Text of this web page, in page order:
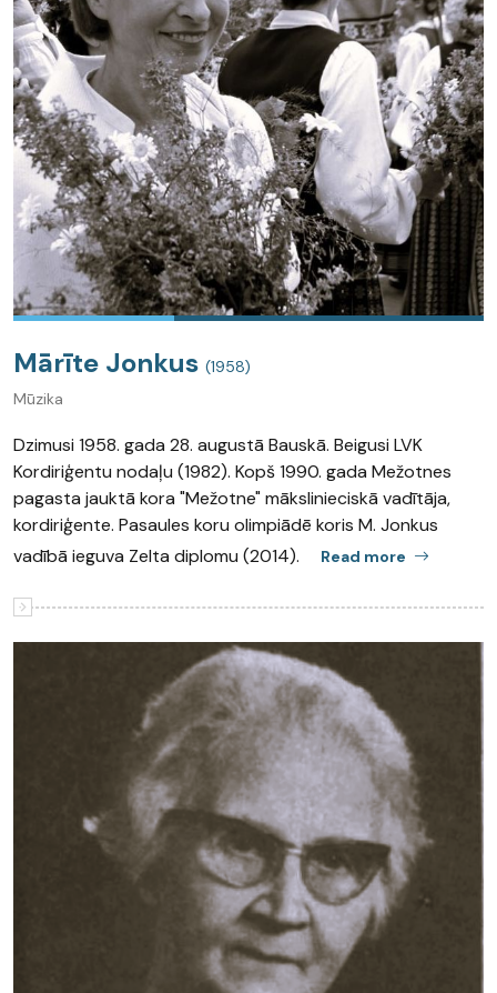
Mārīte Jonkus (1958)
Mūzika
Dzimusi 1958. gada 28. augustā Bauskā. Beigusi LVK
Kordiriģentu nodaļu (1982). Kopš 1990. gada Mežotnes
pagasta jauktā kora "Mežotne" mākslinieciskā vadītāja,
kordiriģente. Pasaules koru olimpiādē koris M. Jonkus
vadībā ieguva Zelta diplomu (2014).
Read more